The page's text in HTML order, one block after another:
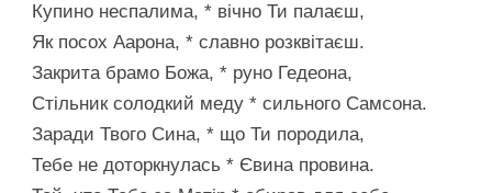
Купино неспалима, * вічно Ти палаєш,
Як посох Аарона, * славно розквітаєш.
Закрита брамо Божа, * руно Гедеона,
Стільник солодкий меду * сильного Самсона.
Заради Твого Сина, * що Ти породила,
Тебе не доторкнулась * Євина провина.